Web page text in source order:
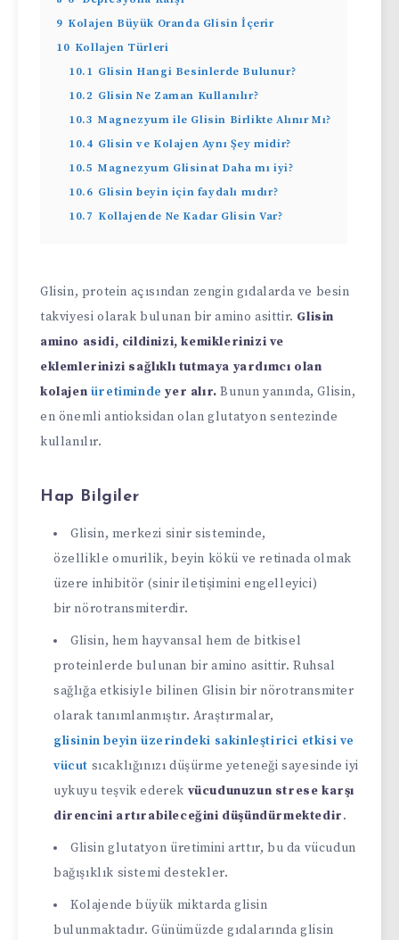
9 Kolajen Büyük Oranda Glisin İçerir
10 Kollajen Türleri
10.1 Glisin Hangi Besinlerde Bulunur?
10.2 Glisin Ne Zaman Kullanılır?
10.3 Magnezyum ile Glisin Birlikte Alınır Mı?
10.4 Glisin ve Kolajen Aynı Şey midir?
10.5 Magnezyum Glisinat Daha mı iyi?
10.6 Glisin beyin için faydalı mıdır?
10.7 Kollajende Ne Kadar Glisin Var?
Glisin, protein açısından zengin gıdalarda ve besin
takviyesi olarak bulunan bir amino asittir. Glisin
amino asidi, cildinizi, kemiklerinizi ve
eklemlerinizi sağlıklı tutmaya yardımcı olan
kolajen üretiminde yer alır. Bunun yanında, Glisin,
en önemli antioksidan olan glutatyon sentezinde
kullanılır.
Hap Bilgiler
Glisin, merkezi sinir sisteminde,
özellikle omurilik, beyin kökü ve retinada olmak
üzere inhibitör (sinir iletişimini engelleyici)
bir nörotransmiterdir.
Glisin, hem hayvansal hem de bitkisel
proteinlerde bulunan bir amino asittir. Ruhsal
sağlığa etkisiyle bilinen Glisin bir nörotransmiter
olarak tanımlanmıştır. Araştırmalar,
glisinin beyin üzerindeki sakinleştirici etkisi ve
vücut sıcaklığınızı düşürme yeteneği sayesinde iyi
uykuyu teşvik ederek vücudunuzun strese karşı
direncini artırabileceğini düşündürmektedir.
Glisin glutatyon üretimini arttır, bu da vücudun
bağışıklık sistemi destekler.
Kolajende büyük miktarda glisin
bulunmaktadır. Günümüzde gıdalarında glisin